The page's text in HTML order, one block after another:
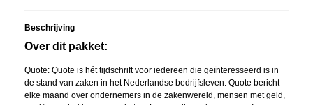
Beschrijving
Over dit pakket:
Quote: Quote is hét tijdschrift voor iedereen die geïnteresseerd is in
de stand van zaken in het Nederlandse bedrijfsleven. Quote bericht
elke maand over ondernemers in de zakenwereld, mensen met geld,